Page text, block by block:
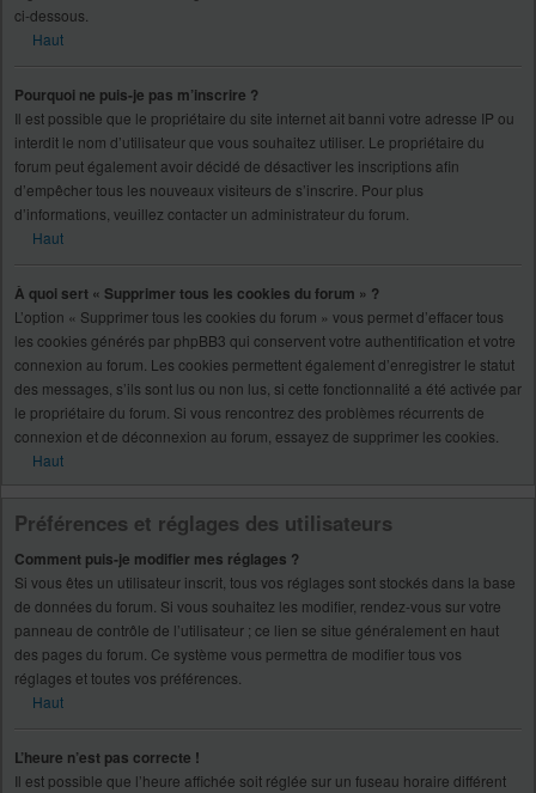
ci-dessous.
Haut
Pourquoi ne puis-je pas m’inscrire ?
Il est possible que le propriétaire du site internet ait banni votre adresse IP ou
interdit le nom d’utilisateur que vous souhaitez utiliser. Le propriétaire du
forum peut également avoir décidé de désactiver les inscriptions afin
d’empêcher tous les nouveaux visiteurs de s’inscrire. Pour plus
d’informations, veuillez contacter un administrateur du forum.
Haut
À quoi sert « Supprimer tous les cookies du forum » ?
L’option « Supprimer tous les cookies du forum » vous permet d’effacer tous
les cookies générés par phpBB3 qui conservent votre authentification et votre
connexion au forum. Les cookies permettent également d’enregistrer le statut
des messages, s’ils sont lus ou non lus, si cette fonctionnalité a été activée par
le propriétaire du forum. Si vous rencontrez des problèmes récurrents de
connexion et de déconnexion au forum, essayez de supprimer les cookies.
Haut
Préférences et réglages des utilisateurs
Comment puis-je modifier mes réglages ?
Si vous êtes un utilisateur inscrit, tous vos réglages sont stockés dans la base
de données du forum. Si vous souhaitez les modifier, rendez-vous sur votre
panneau de contrôle de l’utilisateur ; ce lien se situe généralement en haut
des pages du forum. Ce système vous permettra de modifier tous vos
réglages et toutes vos préférences.
Haut
L’heure n’est pas correcte !
Il est possible que l’heure affichée soit réglée sur un fuseau horaire différent